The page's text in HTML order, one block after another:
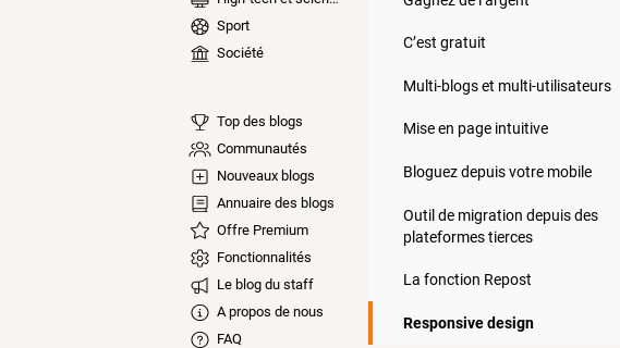
Sport
Société
Top des blogs
Communautés
Nouveaux blogs
Annuaire des blogs
Offre Premium
Fonctionnalités
Le blog du staff
A propos de nous
FAQ
C’est gratuit
Multi-blogs et multi-utilisateurs
Mise en page intuitive
Bloguez depuis votre mobile
Outil de migration depuis des
plateformes tierces
La fonction Repost
Responsive design